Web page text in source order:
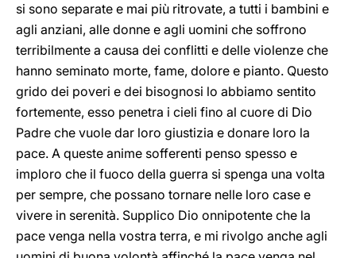
si sono separate e mai più ritrovate, a tutti i bambini e
agli anziani, alle donne e agli uomini che soffrono
terribilmente a causa dei conflitti e delle violenze che
hanno seminato morte, fame, dolore e pianto. Questo
grido dei poveri e dei bisognosi lo abbiamo sentito
fortemente, esso penetra i cieli fino al cuore di Dio
Padre che vuole dar loro giustizia e donare loro la
pace. A queste anime sofferenti penso spesso e
imploro che il fuoco della guerra si spenga una volta
per sempre, che possano tornare nelle loro case e
vivere in serenità. Supplico Dio onnipotente che la
pace venga nella vostra terra, e mi rivolgo anche agli